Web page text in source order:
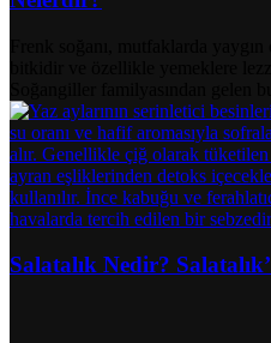
Salatalık Nedir?